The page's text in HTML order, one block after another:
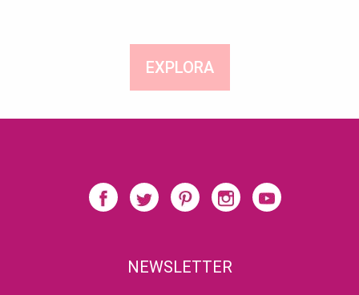
EXPLORA
NEWSLETTER